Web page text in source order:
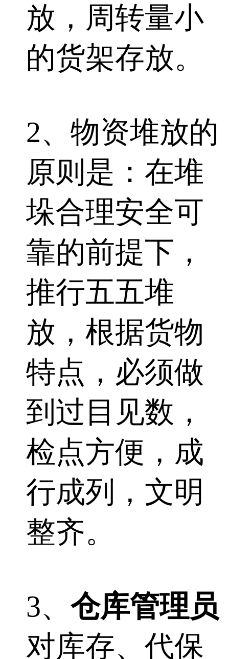
放，周转量小
的货架存放。
2、物资堆放的
原则是：在堆
垛合理安全可
靠的前提下，
推行五五堆
放，根据货物
特点，必须做
到过目见数，
检点方便，成
行成列，文明
整齐。
3、 仓库管理员
对库存、代保